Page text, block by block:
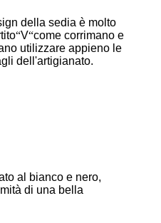
della sedia è molto
“V“come corrimano e
utilizzare appieno le
dell'artigianato.
al bianco e nero,
di una bella